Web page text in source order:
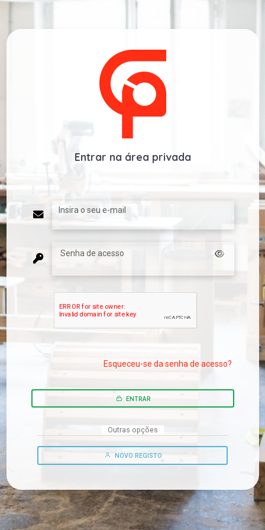
Entrar na área privada
Insira o seu e-mail
Senha de acesso
Esqueceu-se da senha de acesso?
ENTRAR
Outras opções
NOVO REGISTO